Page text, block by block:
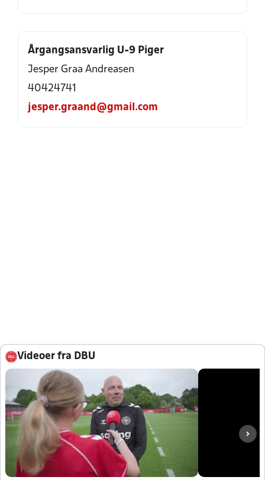
Årgangsansvarlig U-9 Piger
Jesper Graa Andreasen
40424741
jesper.graand@gmail.com
Videoer fra DBU